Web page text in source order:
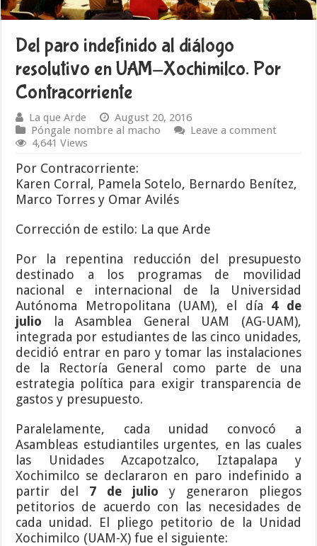
Del paro indefinido al diálogo
resolutivo en UAM-Xochimilco. Por
Contracorriente
La que Arde
August 20, 2016
Póngale nombre al macho
Leave a comment
4,641 Views
Por Contracorriente:
Karen Corral, Pamela Sotelo, Bernardo Benítez,
Marco Torres y Omar Avilés
Corrección de estilo: La que Arde
Por la repentina reducción del presupuesto
destinado a los programas de movilidad
nacional e internacional de la Universidad
Autónoma Metropolitana (UAM), el día 4 de
julio la Asamblea General UAM (AG-UAM),
integrada por estudiantes de las cinco unidades,
decidió entrar en paro y tomar las instalaciones
de la Rectoría General como parte de una
estrategia política para exigir transparencia de
gastos y presupuesto.
Paralelamente, cada unidad convocó a
Asambleas estudiantiles urgentes, en las cuales
las Unidades Azcapotzalco, Iztapalapa y
Xochimilco se declararon en paro indefinido a
partir del 7 de julio y generaron pliegos
petitorios de acuerdo con las necesidades de
cada unidad. El pliego petitorio de la Unidad
Xochimilco (UAM-X) fue el siguiente: